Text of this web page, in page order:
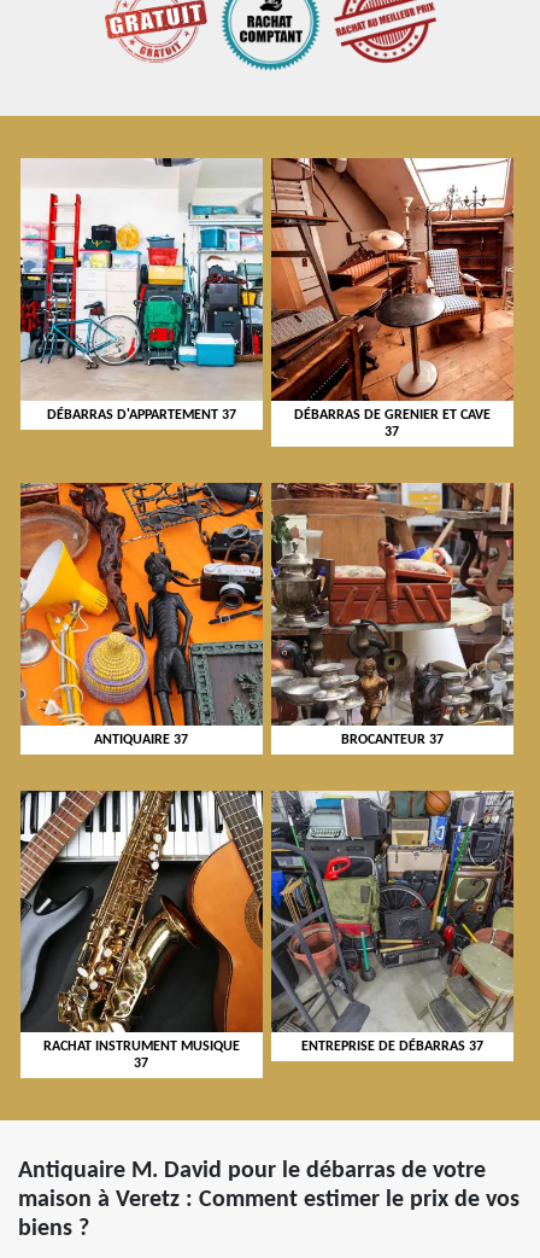
DÉBARRAS D'APPARTEMENT 37
DÉBARRAS DE GRENIER ET CAVE
37
ANTIQUAIRE 37 BROCANTEUR 37
RACHAT INSTRUMENT MUSIQUE
37
ENTREPRISE DE DÉBARRAS 37
Antiquaire M. David pour le débarras de votre
maison à Veretz : Comment estimer le prix de vos
biens ?